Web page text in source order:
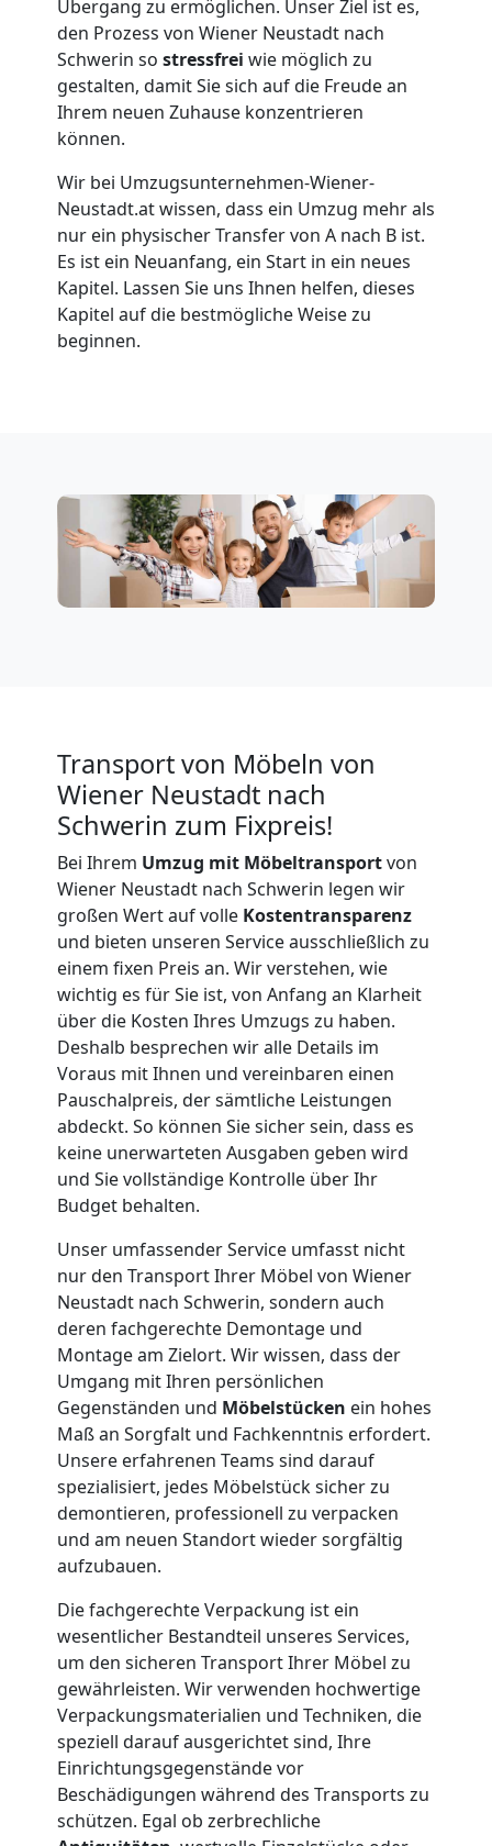
Übergang zu ermöglichen. Unser Ziel ist es,
den Prozess von Wiener Neustadt nach
Schwerin so stressfrei wie möglich zu
gestalten, damit Sie sich auf die Freude an
Ihrem neuen Zuhause konzentrieren
können.
Wir bei Umzugsunternehmen-Wiener-
Neustadt.at wissen, dass ein Umzug mehr als
nur ein physischer Transfer von A nach B ist.
Es ist ein Neuanfang, ein Start in ein neues
Kapitel. Lassen Sie uns Ihnen helfen, dieses
Kapitel auf die bestmögliche Weise zu
beginnen.
Transport von Möbeln von
Wiener Neustadt nach
Schwerin zum Fixpreis!
Bei Ihrem Umzug mit Möbeltransportvon
Wiener Neustadt nach Schwerin legen wir
großen Wert auf volle Kostentransparenz
und bieten unseren Service ausschließlich zu
einem fixen Preis an. Wir verstehen, wie
wichtig es für Sie ist, von Anfang an Klarheit
über die Kosten Ihres Umzugs zu haben.
Deshalb besprechen wir alle Details im
Voraus mit Ihnen und vereinbaren einen
Pauschalpreis, der sämtliche Leistungen
abdeckt. So können Sie sicher sein, dass es
keine unerwarteten Ausgaben geben wird
und Sie vollständige Kontrolle über Ihr
Budget behalten.
Unser umfassender Service umfasst nicht
nur den Transport Ihrer Möbel von Wiener
Neustadt nach Schwerin, sondern auch
deren fachgerechte Demontage und
Montage am Zielort. Wir wissen, dass der
Umgang mit Ihren persönlichen
Gegenständen und Möbelstücken ein hohes
Maß an Sorgfalt und Fachkenntnis erfordert.
Unsere erfahrenen Teams sind darauf
spezialisiert, jedes Möbelstück sicher zu
demontieren, professionell zu verpacken
und am neuen Standort wieder sorgfältig
aufzubauen.
Die fachgerechte Verpackung ist ein
wesentlicher Bestandteil unseres Services,
um den sicheren Transport Ihrer Möbel zu
gewährleisten. Wir verwenden hochwertige
Verpackungsmaterialien und Techniken, die
speziell darauf ausgerichtet sind, Ihre
Einrichtungsgegenstände vor
Beschädigungen während des Transports zu
schützen. Egal ob zerbrechliche
Neustadt
Übersiedlung
Wiener
Neustadt
Klaviertransport
Wiener
Privatumzug
Wiener
Neustadt
Wiener
Neustadt
Umzug
für
Senioren
Wiener
Neustadt
Fernumzug
Wiener
Neustadt
Firmenumzug
Wiener
Neustadt
Büroumzug
Wiener
Neustadt